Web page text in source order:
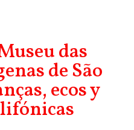
das
de São
ecos y